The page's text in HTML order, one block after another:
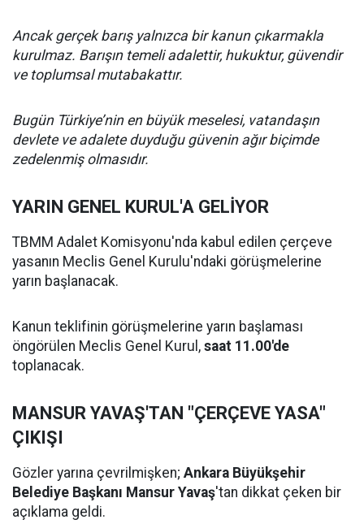
Ancak gerçek barış yalnızca bir kanun çıkarmakla
kurulmaz. Barışın temeli adalettir, hukuktur, güvendir
ve toplumsal mutabakattır.
Bugün Türkiye’nin en büyük meselesi, vatandaşın
devlete ve adalete duyduğu güvenin ağır biçimde
zedelenmiş olmasıdır.
YARIN GENEL KURUL'A GELİYOR
TBMM Adalet Komisyonu'nda kabul edilen çerçeve
yasanın Meclis Genel Kurulu'ndaki görüşmelerine
yarın başlanacak.
Kanun teklifinin görüşmelerine yarın başlaması
öngörülen Meclis Genel Kurul, saat 11.00'de
toplanacak.
MANSUR YAVAŞ'TAN "ÇERÇEVE YASA"
ÇIKIŞI
Gözler yarına çevrilmişken; Ankara Büyükşehir
Belediye Başkanı Mansur Yavaş'tan dikkat çeken bir
açıklama geldi.